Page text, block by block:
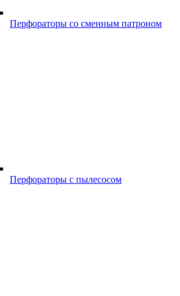
Перфораторы со сменным патроном
Перфораторы с пылесосом